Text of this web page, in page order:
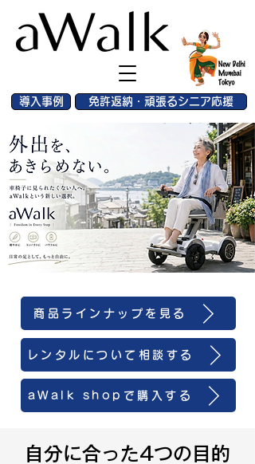
免許返納・頑張るシニア応援
導入事例
商品ラインナップを見る
レンタルについて相談する
aWalk shopで購入する
自分に合った4つの目的